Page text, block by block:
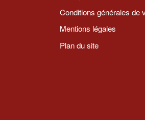
Conditions générales de
Mentions légales
Plan du site